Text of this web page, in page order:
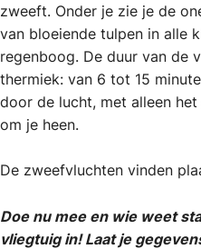
zweeft. Onder je zie je de
van bloeiende tulpen in alle
regenboog. De duur van de
thermiek: van 6 tot 15
door de lucht, met alleen
om je heen.
De zweefvluchten vinden
Doe nu mee en wie weet
vliegtuig in! Laat je